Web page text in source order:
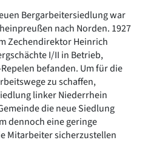
Bergarbeitersiedlung war
nach Norden. 1927
Zechendirektor Heinrich
I/II in Betrieb,
befanden. Um für die
zu schaffen,
linker Niederrhein
die neue Siedlung
dennoch eine geringe
Mitarbeiter sicherzustellen